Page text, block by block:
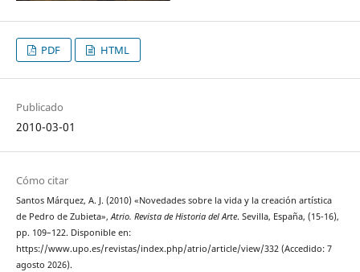
PDF HTML
Publicado
2010-03-01
Cómo citar
Santos Márquez, A. J. (2010) «Novedades sobre la vida y la creación artística
de Pedro de Zubieta»,Atrio. Revista de Historia del Arte. Sevilla, España, (15-16),
pp. 109–122. Disponible en:
https://www.upo.es/revistas/index.php/atrio/article/view/332 (Accedido: 7
agosto 2026).